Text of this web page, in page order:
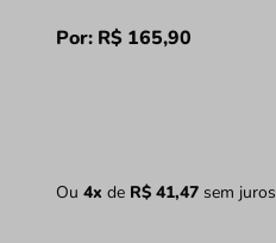
Por: R$ 165,90
Ou 4x de R$ 41,47sem juros